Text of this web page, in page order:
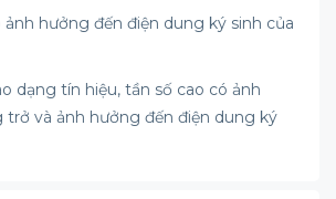
ảnh hưởng đến điện dung ký sinh của
dạng tín hiệu, tần số cao có ảnh
và ảnh hưởng đến điện dung ký